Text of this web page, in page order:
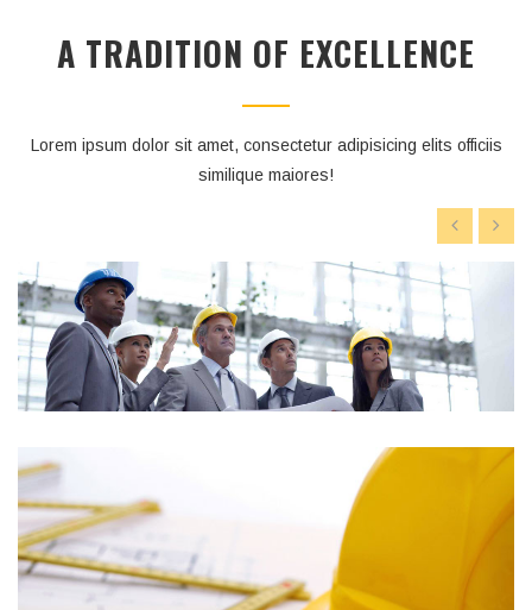
A TRADITION OF EXCELLENCE
Lorem ipsum dolor sit amet, consectetur adipisicing elits officiis
similique maiores!